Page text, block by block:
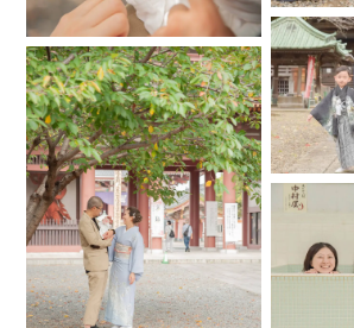
す。ご面倒かと思いますがよろしくお願
程変更などある時はご注意ください）
.
＊ご祈祷が撮影不可の場合、撮影時間内
まうと撮影時間が短くなってしまいます
祈祷後の撮影をお勧めいたします。
.
＊ご祈祷中（屋内）はあまり動けない為カ
ット数）が増やせない事と暗所での撮影に
強く出てしまう可能性がございます。撮
その点について、ご了承いただければと思